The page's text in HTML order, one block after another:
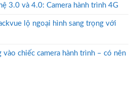
3.0 và 4.0: Camera hành trình 4G
lộ ngoại hình sang trọng với
vào chiếc camera hành trình – có nên